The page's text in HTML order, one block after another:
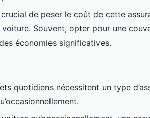
de peser le coût de cette
Souvent, opter pour une
économies significatives.
quotidiens nécessitent un type